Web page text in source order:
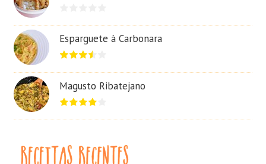
Esparguete à Carbonara
Magusto Ribatejano